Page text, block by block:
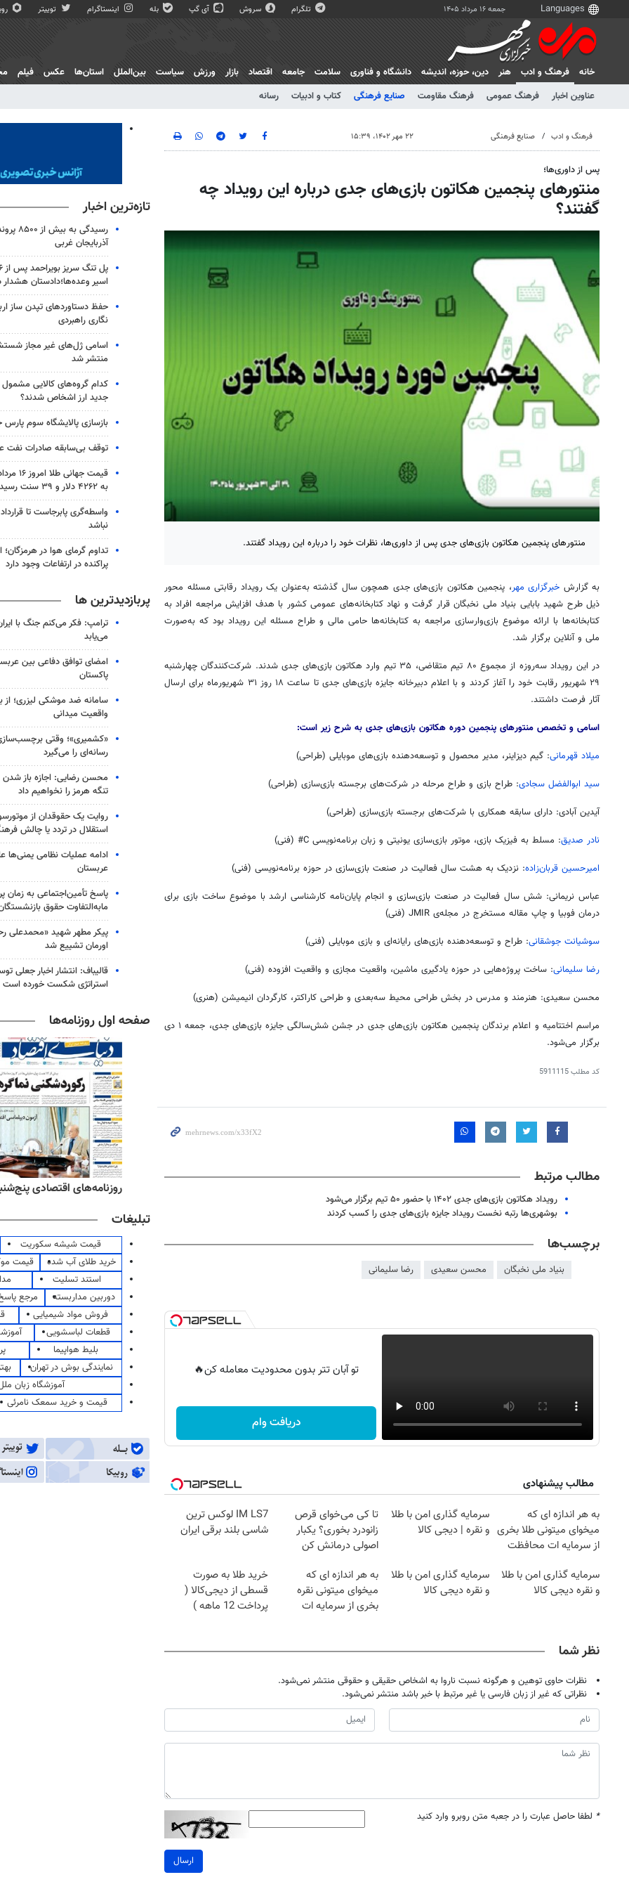
جمعه ۱۶ مرداد ۱۴۰۵ تلگرام سروش آی گپ بله اینستاگرام توییتر
خانه
فرهنگ و ادب
عناوین اخبار
فرهنگ عمومی فرهنگ مقاومت صنایع فرهنگی کتاب و ادبیات رسانه
هنر دين، حوزه، انديشه دانشگاه و فناوری سلامت جامعه اقتصاد بازار ورزش سیاست بین‌الملل استان‌ها عکس فیلم
فرهنگ و ادب صنایع فرهنگی ۲۲ مهر ۱۴۰۲، ۱۵:۳۹
پس از داوری‌ها؛
منتورهای پنجمین هکاتون بازی‌های جدی درباره این رویداد چه
گفتند؟
منتورهای پنجمین هکاتون بازی‌های جدی پس از داوری‌ها، نظرات خود را درباره این رویداد گفتند.
به گزارش خبرگزاری مهر، پنجمین هکاتون بازی‌های جدی همچون سال گذشته به‌عنوان یک رویداد رقابتی مسئله محور
ذیل طرح شهید بابایی بنیاد ملی نخبگان قرار گرفت و نهاد کتابخانه‌های عمومی کشور با هدف افزایش مراجعه افراد به
کتابخانه‌ها با ارائه موضوع بازی‌وارسازی مراجعه به کتابخانه‌ها حامی مالی و طراح مسئله این رویداد بود که به‌صورت
ملی و آنلاین برگزار شد.
در این رویداد سه‌روزه از مجموع ۸۰ تیم متقاضی، ۳۵ تیم وارد هکاتون بازی‌های جدی شدند. شرکت‌کنندگان چهارشنبه
۲۹ شهریور رقابت خود را آغاز کردند و با اعلام دبیرخانه جایزه بازی‌های جدی تا ساعت ۱۸ روز ۳۱ شهریورماه برای ارسال
آثار فرصت داشتند.
اسامی و تخصص منتورهای پنجمین دوره هکاتون بازی‌های جدی به شرح زیر است:
میلاد قهرمانی: گیم دیزاینر، مدیر محصول و توسعه‌دهنده بازی‌های موبایلی (طراحی)
سید ابوالفضل سجادی: طراح بازی و طراح مرحله در شرکت‌های برجسته بازی‌سازی (طراحی)
آیدین آبادی: دارای سابقه همکاری با شرکت‌های برجسته بازی‌سازی (طراحی)
نادر صدیق: مسلط به فیزیک بازی، موتور بازی‌سازی یونیتی و زبان برنامه‌نویسی C# (فنی)
امیرحسین قربان‌زاده: نزدیک به هشت سال فعالیت در صنعت بازی‌سازی در حوزه برنامه‌نویسی (فنی)
عباس نریمانی: شش سال فعالیت در صنعت بازی‌سازی و انجام پایان‌نامه کارشناسی ارشد با موضوع ساخت بازی برای
درمان فوبیا و چاپ مقاله مستخرج در مجله‌ی JMIR (فنی)
سوشیانت جوشقانی: طراح و توسعه‌دهنده بازی‌های رایانه‌ای و بازی موبایلی (فنی)
رضا سلیمانی: ساخت پروژه‌هایی در حوزه یادگیری ماشین، واقعیت مجازی و واقعیت افزوده (فنی)
محسن سعیدی: هنرمند و مدرس در بخش طراحی محیط سه‌بعدی و طراحی کاراکتر، کارگردان انیمیشن (هنری)
مراسم اختتامیه و اعلام برندگان پنجمین هکاتون بازی‌های جدی در جشن شش‌سالگی جایزه بازی‌های جدی، جمعه ۱ دی
برگزار می‌شود.
کد مطلب5911115
مطالب مرتبط
رویداد هکاتون بازی‌های جدی ۱۴۰۲ با حضور ۵۰ تیم برگزار می‌شود
بوشهری‌ها رتبه نخست رویداد جایزه بازی‌های جدی را کسب کردند
برچسب‌ها
بنیاد ملی نخبگان محسن سعیدی رضا سلیمانی
تو آبان تتر بدون محدودیت معامله کن🔥
دریافت وام
مطالب پیشنهادی
به هر اندازه ای که
میخوای میتونی طلا بخری
از سرمایه ات محافظت
سرمایه گذاری امن با طلا
و نقره | دیجی کالا
تا کی می‌خوای قرص
زانودرد بخوری؟ یکبار
اصولی درمانش کن
IM LS7 لوکس ترین
شاسی بلند برقی ایران
سرمایه گذاری امن با طلا
و نقره دیجی کالا
سرمایه گذاری امن با طلا
و نقره دیجی کالا
به هر اندازه ای که
میخوای میتونی نقره
بخری از سرمایه ات
خرید طلا به صورت
قسطی از دیجی‌کالا (
پرداخت 12 ماهه )
نظر شما
نظرات حاوی توهین و هرگونه نسبت ناروا به اشخاص حقیقی و حقوقی منتشر نمی‌شود.
نظراتی که غیر از زبان فارسی یا غیر مرتبط با خبر باشد منتشر نمی‌شود.
* لطفا حاصل عبارت را در جعبه متن روبرو وارد کنید
ارسال
تازه‌ترین اخبار
رسیدگی به
آذربایجان غربی
اسیر وعده‌ها؛دادستان هشدار
حفظ دستاوردهای تپدن ساز
نگاری راهبردی
اسامی ژل‌های غیر مجاز
منتشر شد
کدام گروه‌های کالایی مشمول
جدید ارز اشخاص شدند؟
بازسازی پالایشگاه سوم
توقف بی‌سابقه صادرات نفت
قیمت
به ۴۲۶۲ دلار و ۳۹ سنت رسید
واسطه‌گری پابرجاست تا
نباشد
تداوم گرمای هوا در هرمزگان؛
پراکنده در ارتفاعات وجود دارد
پربازدیدترین ها
ترامپ: فکر می‌کنم جنگ با
می‌یابد
امضای توافق دفاعی بین
پاکستان
سامانه ضد موشکی لیزری؛ از
واقعیت میدانی
«کشمیری»؛ وقتی
رسانه‌ای را می‌گیرد
محسن رضایی: اجازه باز
تنگه هرمز را نخواهیم داد
روایت یک حقوقدان از
استقلال در تردد یا چالش
ادامه عملیات نظامی یمنی‌ها
عربستان
پاسخ تأمین‌اجتماعی به زمان
مابه‌التفاوت حقوق
پیکر مطهر شهید «محمدعلی
اورمان تشییع شد
قالیباف: انتشار اخبار جعلی
استراتژی شکست خورده است
صفحه اول روزنامه‌ها
روزنامه‌های اقتصادی پنج‌شنبه ۱۵ مرداد
تبلیغات
قیمت شیشه سکوریت
خرید طلای آب شده
قیمت
استند تسلیت
دوربین مداربسته
مرجع
فروش مواد شیمیایی
قطعات لباسشویی
بلیط هواپیما
نمایندگی بوش در تهران
آموزشگاه زبان
قیمت و خرید سمعک نامرئی